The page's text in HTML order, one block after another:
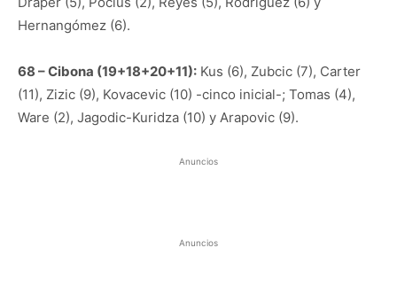
Hernangómez (6).
68 – Cibona (19+18+20+11): Kus (6), Zubcic (7), Carter
(11), Zizic (9), Kovacevic (10) -cinco inicial-; Tomas (4),
Ware (2), Jagodic-Kuridza (10) y Arapovic (9).
Anuncios
Anuncios